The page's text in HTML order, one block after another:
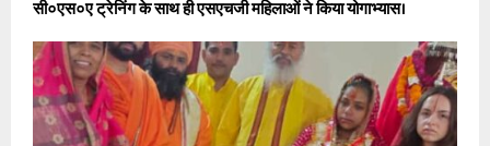
सी०एस०ए ट्रेनिंग के साथ ही एसएचजी महिलाओं ने किया योगाभ्यास।